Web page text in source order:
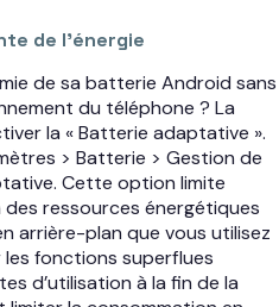
de l’énergie
de sa batterie Android sans
du téléphone ? La
la « Batterie adaptative ».
> Batterie > Gestion de
Cette option limite
ressources énergétiques
arrière-plan que vous utilisez
fonctions superflues
d’utilisation à la fin de la